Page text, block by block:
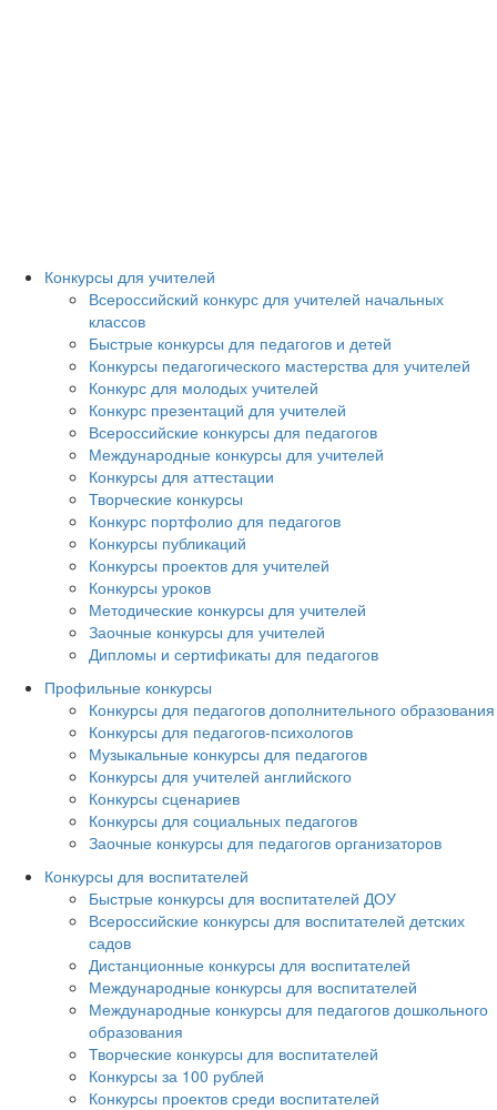
Конкурсы для учителей
Всероссийский конкурс для учителей начальных
классов
Быстрые конкурсы для педагогов и детей
Конкурсы педагогического мастерства для учителей
Конкурс для молодых учителей
Конкурс презентаций для учителей
Всероссийские конкурсы для педагогов
Международные конкурсы для учителей
Конкурсы для аттестации
Творческие конкурсы
Конкурс портфолио для педагогов
Конкурсы публикаций
Конкурсы проектов для учителей
Конкурсы уроков
Методические конкурсы для учителей
Заочные конкурсы для учителей
Дипломы и сертификаты для педагогов
Профильные конкурсы
Конкурсы для педагогов дополнительного образования
Конкурсы для педагогов-психологов
Музыкальные конкурсы для педагогов
Конкурсы для учителей английского
Конкурсы сценариев
Конкурсы для социальных педагогов
Заочные конкурсы для педагогов организаторов
Конкурсы для воспитателей
Быстрые конкурсы для воспитателей ДОУ
Всероссийские конкурсы для воспитателей детских
садов
Дистанционные конкурсы для воспитателей
Международные конкурсы для воспитателей
Международные конкурсы для педагогов дошкольного
образования
Творческие конкурсы для воспитателей
Конкурсы за 100 рублей
Конкурсы проектов среди воспитателей